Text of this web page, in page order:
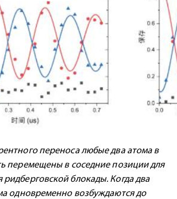
переноса любые два атома в
перемещены в соседние позиции для
блокады. Когда два
одновременно возбуждаются до